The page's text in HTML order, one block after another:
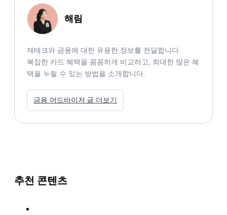
해림
재테크와 금융에 대한 유용한 정보를 전달합니다.
복잡한 카드 혜택을 꼼꼼하게 비교하고, 최대한 많은 혜
택을 누릴 수 있는 방법을 소개합니다.
금융 어드바이저 글 더보기
추천 콘텐츠